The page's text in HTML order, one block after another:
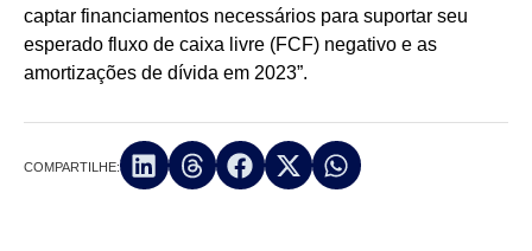
captar financiamentos necessários para suportar seu
esperado fluxo de caixa livre (FCF) negativo e as
amortizações de dívida em 2023”.
COMPARTILHE: